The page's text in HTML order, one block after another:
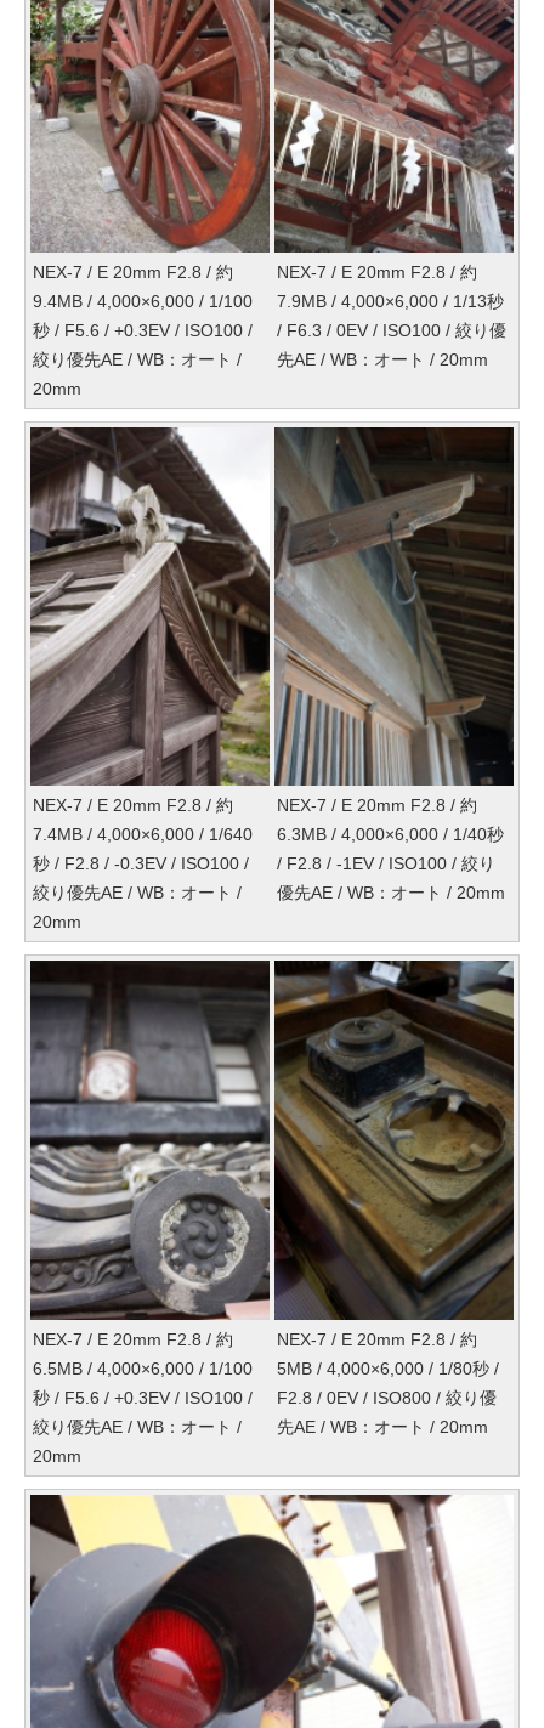
NEX-7 / E 20mm F2.8 / 約
9.4MB / 4,000×6,000 / 1/100
秒 / F5.6 / +0.3EV / ISO100 /
絞り優先AE / WB：オート /
20mm
NEX-7 / E 20mm F2.8 / 約
7.9MB / 4,000×6,000 / 1/13秒
/ F6.3 / 0EV / ISO100 / 絞り優
先AE / WB：オート / 20mm
NEX-7 / E 20mm F2.8 / 約
7.4MB / 4,000×6,000 / 1/640
秒 / F2.8 / -0.3EV / ISO100 /
絞り優先AE / WB：オート /
20mm
NEX-7 / E 20mm F2.8 / 約
6.3MB / 4,000×6,000 / 1/40秒
/ F2.8 / -1EV / ISO100 / 絞り
優先AE / WB：オート / 20mm
NEX-7 / E 20mm F2.8 / 約
6.5MB / 4,000×6,000 / 1/100
秒 / F5.6 / +0.3EV / ISO100 /
絞り優先AE / WB：オート /
20mm
NEX-7 / E 20mm F2.8 / 約
5MB / 4,000×6,000 / 1/80秒 /
F2.8 / 0EV / ISO800 / 絞り優
先AE / WB：オート / 20mm